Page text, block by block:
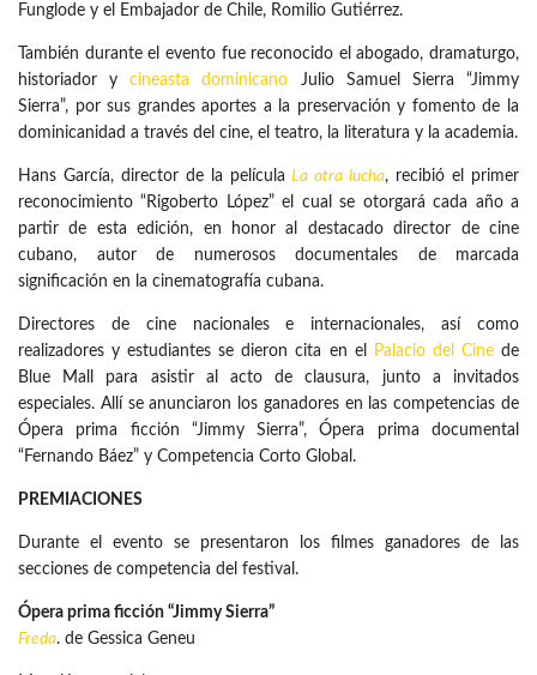
Funglode y el Embajador de Chile, Romilio Gutiérrez.
También durante el evento fue reconocido el abogado, dramaturgo,
historiador ycineasta dominicano Julio Samuel Sierra “Jimmy
Sierra”, por sus grandes aportes a la preservación y fomento de la
dominicanidad a través del cine, el teatro, la literatura y la academia.
Hans García, director de la películaLa otra lucha, recibió el primer
reconocimiento “Rigoberto López” el cual se otorgará cada año a
partir de esta edición, en honor al destacado director de cine
cubano, autor de numerosos documentales de marcada
significación en la cinematografía cubana.
Directores de cine nacionales e internacionales, así como
realizadores y estudiantes se dieron cita en el
Palacio del Cinede
Blue Mall para asistir al acto de clausura, junto a invitados
especiales. Allí se anunciaron los ganadores en las competencias de
Ópera prima ficción “Jimmy Sierra”, Ópera prima documental
“Fernando Báez” y Competencia Corto Global.
PREMIACIONES
Durante el evento se presentaron los filmes ganadores de las
secciones de competencia del festival.
Ópera prima ficción “Jimmy Sierra”
Freda. de Gessica Geneu